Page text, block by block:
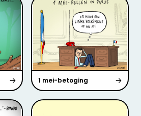
1 mei-betoging